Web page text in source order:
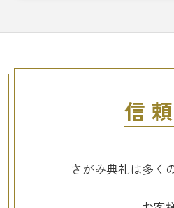
信
さがみ典礼は多く